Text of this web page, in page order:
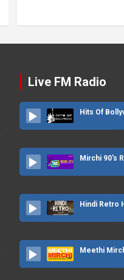
Live FM Radio
Hits Of
Mirchi 90's
Hindi Retro
Meethi